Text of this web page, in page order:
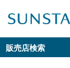
販売店検索